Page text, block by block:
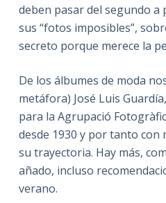
deben pasar del segundo a
sus “fotos imposibles”,
secreto porque merece la
De los álbumes de moda
metáfora) José Luis
para la Agrupació
desde 1930 y por tanto con
su trayectoria. Hay más,
añado, incluso
verano.